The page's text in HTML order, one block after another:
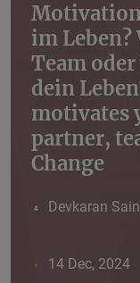
im
Team
dein
motivates
partner,
Change
Devkaran
14 Dec, 2024